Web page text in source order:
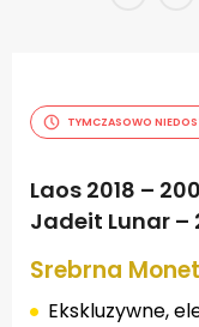
TYMCZASOWO
Laos 2018 –
Jadeit Lunar –
Srebrna
Ekskluzywne,